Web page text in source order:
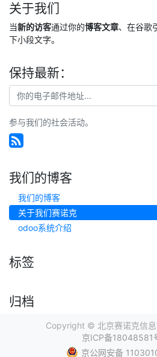
关于我们
当新的访客通过你的博客文章、在谷歌
下小段文字。
保持最新：
参与我们的社会活动。
我们的博客
我们的博客
关于我们赛诺克
odoo系统介绍
标签
归档
Copyright © 北京赛诺克信
京ICP备18048581
京公网安备